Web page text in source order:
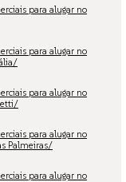
para alugar no
para alugar no
para alugar no
para alugar no
Palmeiras/
para alugar no